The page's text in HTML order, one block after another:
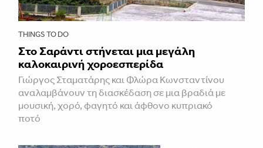
THINGS TO DO
Στο Σαράντι στήνεται μια μεγάλη
καλοκαιρινή χοροεσπερίδα
Γιώργος Σταματάρης και Φλώρα Κωνσταντίνου
αναλαμβάνουν τη διασκέδαση σε μια βραδιά με
μουσική, χορό, φαγητό και άφθονο κυπριακό
ποτό